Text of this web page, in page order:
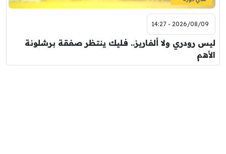
2026/08/09 - 14:27
ليس رودري ولا ألفاريز.. فليك ينتظر صفقة برشلونة
الأهم